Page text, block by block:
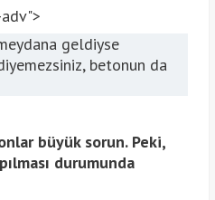
geldiyse
betonun da
büyük sorun. Peki,
durumunda